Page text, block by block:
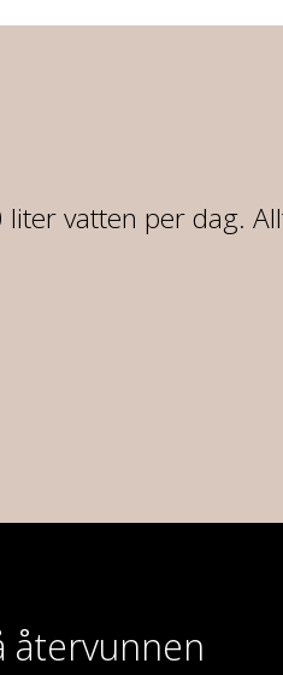
liter vatten per dag.
återvunnen